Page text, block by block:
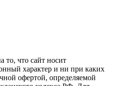
что сайт носит
характер и ни при каких
офертой, определяемой